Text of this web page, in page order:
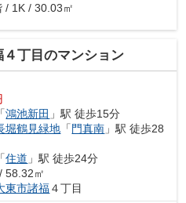
/ 1K / 30.03㎡
４丁目のマンション
「鴻池新田 」駅 徒歩15分
堀鶴見緑地 「 門真南 」駅 徒歩28
「住道 」駅 徒歩24分
58.32㎡
東市諸福４丁目